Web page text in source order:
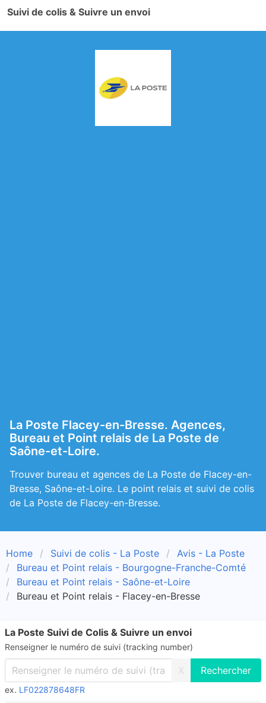
Suivi de colis & Suivre un envoi
La Poste Flacey-en-Bresse. Agences,
Bureau et Point relais de La Poste de
Saône-et-Loire.
Trouver bureau et agences de La Poste de Flacey-en-
Bresse, Saône-et-Loire. Le point relais et suivi de colis
de La Poste de Flacey-en-Bresse.
Home Suivi de colis - La Poste
Avis - La Poste
Bureau et Point relais - Bourgogne-Franche-Comté
Bureau et Point relais - Saône-et-Loire
Bureau et Point relais - Flacey-en-Bresse
La Poste Suivi de Colis & Suivre un envoi
Renseigner le numéro de suivi (tracking number)
X
ex. LF022878648FR